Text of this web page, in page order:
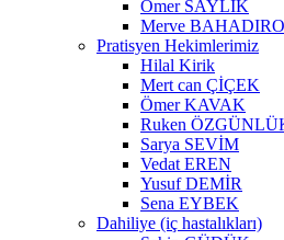
Ömer SAYLIK
Merve
Pratisyen Hekimlerimiz
Hilal Kirik
Mert can ÇİÇEK
Ömer KAVAK
Ruken
Sarya SEVİM
Vedat EREN
Yusuf DEMİR
Sena EYBEK
Dahiliye (iç hastalıkları)